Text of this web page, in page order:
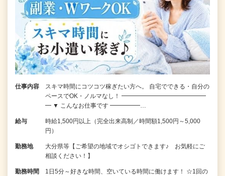
仕事内容
スキマ時間にコツコツ稼ぎたい方へ。 自宅でできる・自分の
ペースでOK・ノルマなし！ ━━━━━━━━━━━━━━
━ ▼ こんなお仕事です ━━━━━…
給与
時給1,500円以上（完全出来高制／時間額1,500円～5,000
円）
勤務地
大分県等【ご希望の地域でオシゴトできます♪ お気軽にご
相談ください！】
勤務時間
1日5分～好きな時間、空いている時間に働けます！ ☆1回の